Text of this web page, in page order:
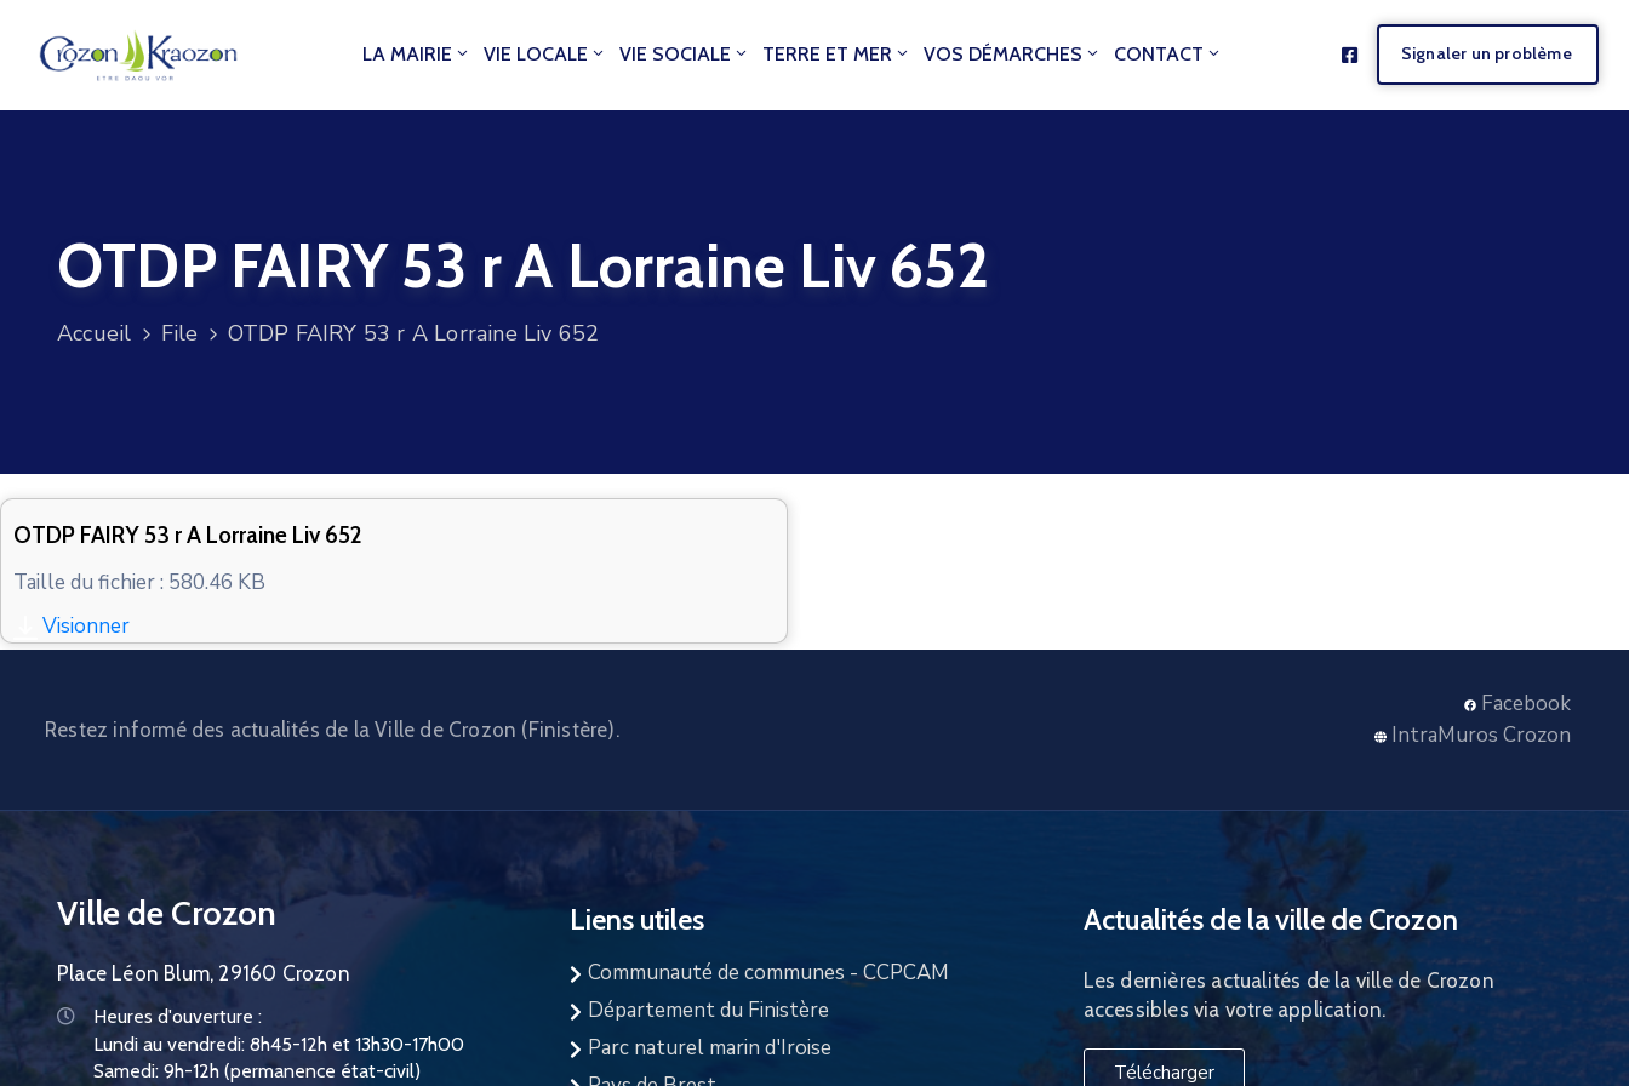
LA MAIRIE VIE LOCALE VIE SOCIALE TERRE ET MER VOS DÉMARCHES CONTACT Signaler un problème
OTDP FAIRY 53 r A Lorraine Liv 652
Accueil File OTDP FAIRY 53 r A Lorraine Liv 652
OTDP FAIRY 53 r A Lorraine Liv 652
Taille du fichier : 580.46 KB
Visionner
Restez informé des actualités de la Ville de Crozon (Finistère).
Facebook
IntraMuros Crozon
Ville de Crozon
Place Léon Blum, 29160 Crozon
Heures d'ouverture :
Lundi au vendredi: 8h45-12h et 13h30-17h00
Samedi: 9h-12h (permanence état-civil)
Liens utiles
Communauté de communes - CCPCAM
Département du Finistère
Parc naturel marin d'Iroise
Actualités de la ville de Crozon
Les dernières actualités de la ville de Crozon
accessibles via votre application.
Télécharger